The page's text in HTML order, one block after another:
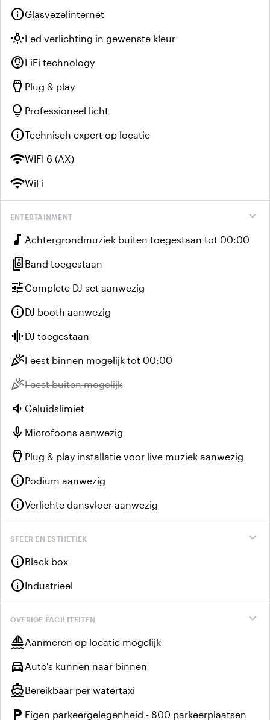
infoGlasvezelinternet
wb_incandescentLed verlichting in gewenste kleur
lightbulb_circleLiFi technology
settings_input_hdmi Plug & play
lightbulb Professioneel licht
infoTechnisch expert op locatie
wifiWIFI 6 (AX)
wifiWiFi
expand_more
ENTERTAINMENT
music_note Achtergrondmuziek buiten toegestaan tot 00:00
speaker_group Band toegestaan
tuneComplete DJ set aanwezig
infoDJ booth aanwezig
graphic_eq DJ toegestaan
celebrationFeest binnen mogelijk tot 00:00
celebrationNiet beschikbaar:
Feest buiten mogelijk
volume_down Geluidslimiet
mic Microfoons aanwezig
settings_input_hdmi Plug & play installatie voor live muziek aanwezig
infoPodium aanwezig
infoVerlichte dansvloer aanwezig
expand_more
SFEER EN ESTHETIEK
infoBlack box
infoIndustrieel
expand_more
OVERIGE FACILITEITEN
sailingAanmeren op locatie mogelijk
directions_car Auto's kunnen naar binnen
directions_boatBereikbaar per watertaxi
local_parking Eigen parkeergelegenheid - 800 parkeerplaatsen